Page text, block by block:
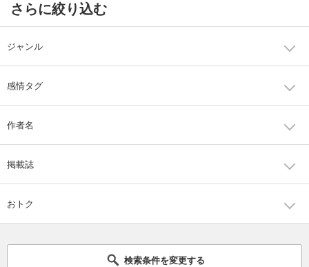
さらに絞り込む
ジャンル
感情タグ
作者名
掲載誌
おトク
検索条件を変更する